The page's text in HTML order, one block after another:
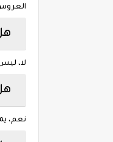
لا،
نعم،